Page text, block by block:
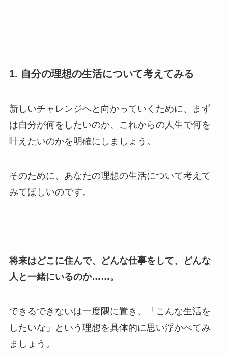
1. 自分の理想の生活について考えてみる
新しいチャレンジへと向かっていくために、まず
は自分が何をしたいのか、これからの人生で何を
叶えたいのかを明確にしましょう。
そのために、あなたの理想の生活について考えて
みてほしいのです。
将来はどこに住んで、どんな仕事をして、どんな
人と一緒にいるのか……。
できるできないは一度隅に置き、「こんな生活を
したいな」という理想を具体的に思い浮かべてみ
ましょう。